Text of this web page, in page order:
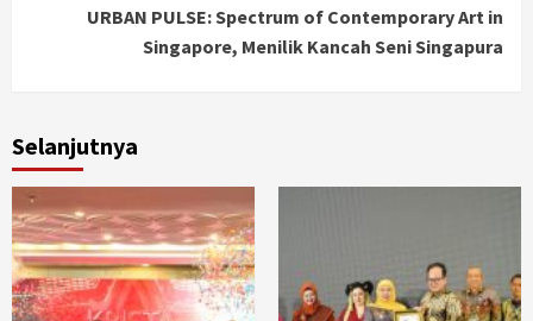
URBAN PULSE: Spectrum of Contemporary Art in
Singapore, Menilik Kancah Seni Singapura
Selanjutnya